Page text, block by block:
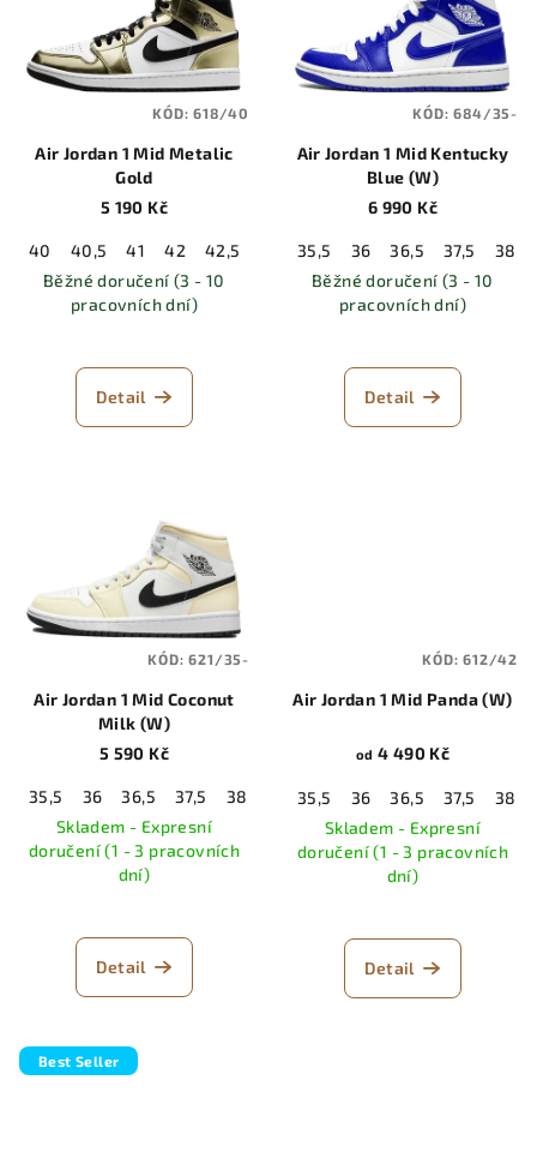
Air Jordan 1 Mid Metalic
Gold
5 190 Kč
40 40,5 41 42 42,5 44 44,5 45 45,5 46
Běžné doručení (3 - 10
pracovních dní)
Detail
KÓD:618/40
Air Jordan 1 Mid Kentucky
Blue (W)
6 990 Kč
35,5 36 36,5 37,5 38
Běžné doručení (3 - 10
pracovních dní)
Detail
KÓD:684/35-
Air Jordan 1 Mid Coconut
Milk (W)
5 590 Kč
35,5 36 36,5 37,5 38 38,5 39 40 40,5 41 42
Skladem - Expresní
doručení (1 - 3 pracovních
dní)
Detail
KÓD:621/35-
Air Jordan 1 Mid Panda (W)
od 4 490 Kč
35,5 36 36,5 37,5 38
Skladem - Expresní
doručení (1 - 3 pracovních
dní)
Detail
KÓD:612/42
Best Seller